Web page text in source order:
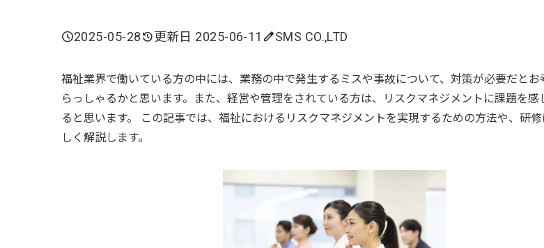
schedule2025-05-28history更新日 2025-06-11 editSMS CO.,LTD
福祉業界で働いている方の中には、業務の中で発生するミスや事故について、対策が必要だとお
らっしゃるかと思います。また、経営や管理をされている方は、リスクマネジメントに課題を感
ると思います。 この記事では、福祉におけるリスクマネジメントを実現するための方法や、研
しく解説します。